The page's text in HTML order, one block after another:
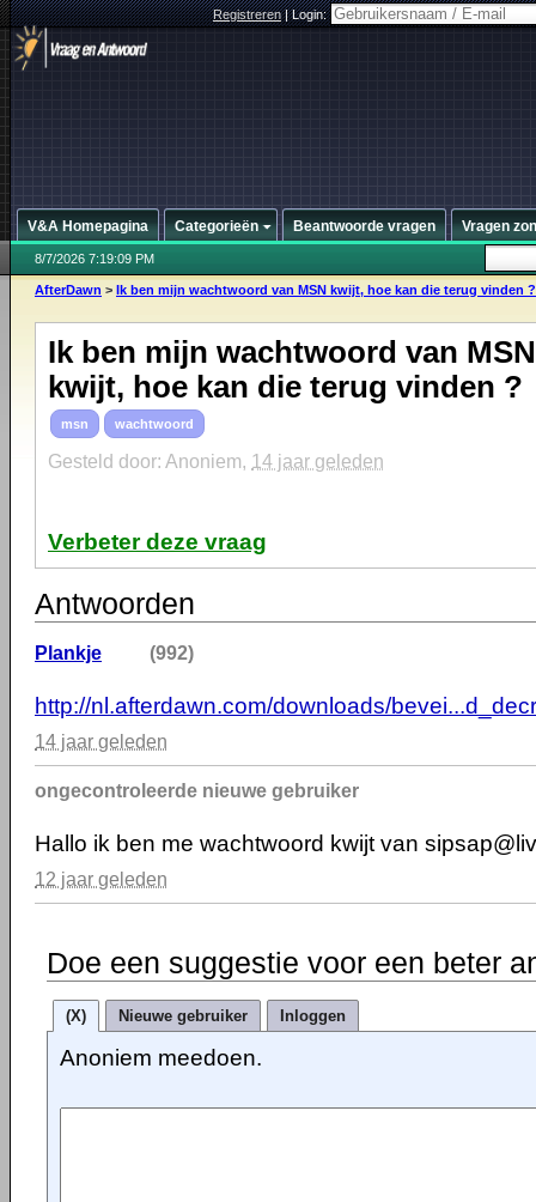
Registreren|Login:
V&A Homepagina Categorieën Beantwoorde vragen Vragen
8/7/2026 7:19:09 PM
AfterDawn > Ik ben mijn wachtwoord van MSN kwijt, hoe kan die terug vinden ?
Ik ben mijn wachtwoord van MSN
kwijt, hoe kan die terug vinden ?
msn wachtwoord
Gesteld door: Anoniem, 14 jaar geleden
Verbeter deze vraag
Antwoorden
Plankje (992)
http://nl.afterdawn.com/downloads/
14 jaar geleden
ongecontroleerde nieuwe gebruiker
Hallo ik ben me wachtwoord kwijt van
12 jaar geleden
Doe een suggestie voor een beter
(X) Nieuwe gebruiker Inloggen
Anoniem meedoen.